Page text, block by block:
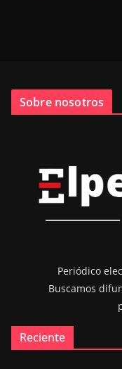
Sobre nosotros
Periódico
Buscamos
Reciente